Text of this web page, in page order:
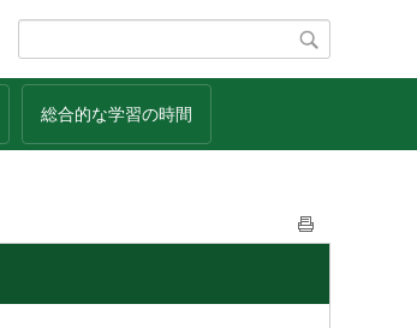
総合的な学習の時間